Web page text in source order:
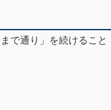
で通り」を続けること